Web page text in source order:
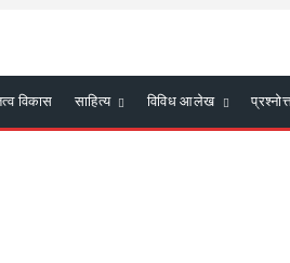
विकास साहित्य विविध आलेख